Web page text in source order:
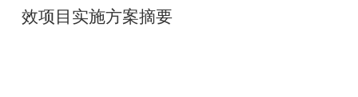
效项目实施方案摘要